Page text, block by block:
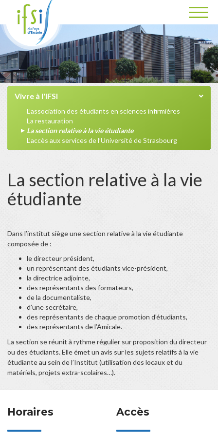
Vivre à l'IFSI
L’association des étudiants en sciences infirmières
La restauration
La section relative à la vie étudiante
L’accès aux services de l’Université de Strasbourg
La section relative à la vie
étudiante
Dans l’institut siège une section relative à la vie étudiante
composée de :
le directeur président,
un représentant des étudiants vice-président,
la directrice adjointe,
des représentants des formateurs,
de la documentaliste,
d’une secrétaire,
des représentants de chaque promotion d’étudiants,
des représentants de l’Amicale.
La section se réunit à rythme régulier sur proposition du directeur
ou des étudiants. Elle émet un avis sur les sujets relatifs à la vie
étudiante au sein de l’Institut (utilisation des locaux et du
matériels, projets extra-scolaires…).
Horaires Accès